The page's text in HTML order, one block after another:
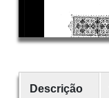
Descrição